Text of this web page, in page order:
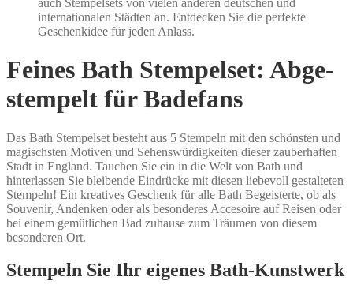
internationalen Städten an. Entdecken Sie die perfekte
Geschenkidee für jeden Anlass.
Feines Bath Stempelset: Abge-
stempelt für Badefans
Das Bath Stempelset besteht aus 5 Stempeln mit den schönsten und
magischsten Motiven und Sehenswürdigkeiten dieser zauberhaften
Stadt in England. Tauchen Sie ein in die Welt von Bath und
hinterlassen Sie bleibende Eindrücke mit diesen liebevoll gestalteten
Stempeln! Ein kreatives Geschenk für alle Bath Begeisterte, ob als
Souvenir, Andenken oder als besonderes Accesoire auf Reisen oder
bei einem gemütlichen Bad zuhause zum Träumen von diesem
besonderen Ort.
Stempeln Sie Ihr eigenes Bath-Kunstwerk